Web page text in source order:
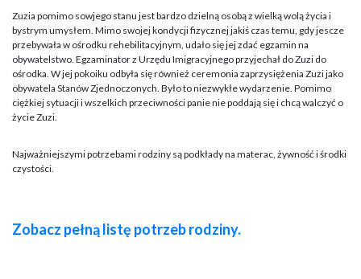
Zuzia pomimo sowjego stanu jest bardzo dzielną osobą z wielką wolą życia i
bystrym umysłem. Mimo swojej kondycji fizycznej jakiś czas temu, gdy jescze
przebywała w ośrodku rehebilitacyjnym, udało się jej zdać egzamin na
obywatelstwo. Egzaminator z Urzędu Imigracyjnego przyjechał do Zuzi do
ośrodka. W jej pokoiku odbyła się również ceremonia zaprzysiężenia Zuzi jako
obywatela Stanów Zjednoczonych. Było to niezwykłe wydarzenie. Pomimo
ciężkiej sytuacji i wszelkich przeciwności panie nie poddają się i chcą walczyć o
życie Zuzi.
Najważniejszymi potrzebami rodziny są podkłady na materac, żywność i środki
czystości.
Zobacz pełną listę potrzeb rodziny.